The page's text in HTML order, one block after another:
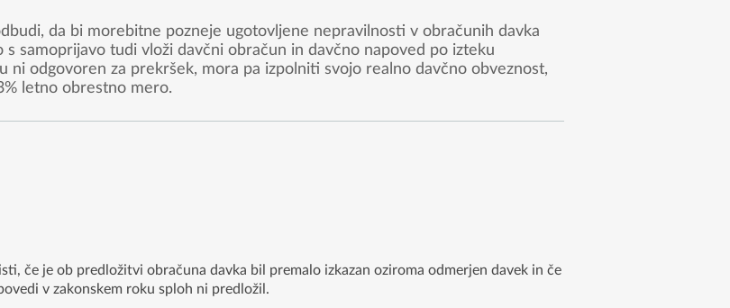
da bi morebitne pozneje ugotovljene nepravilnosti v obračunih davka
samoprijavo tudi vloži davčni obračun in davčno napoved po izteku
ni odgovoren za prekršek, mora pa izpolniti svojo realno davčno obveznost,
letno obrestno mero.
če je ob predložitvi obračuna davka bil premalo izkazan oziroma odmerjen davek in če
v zakonskem roku sploh ni predložil.